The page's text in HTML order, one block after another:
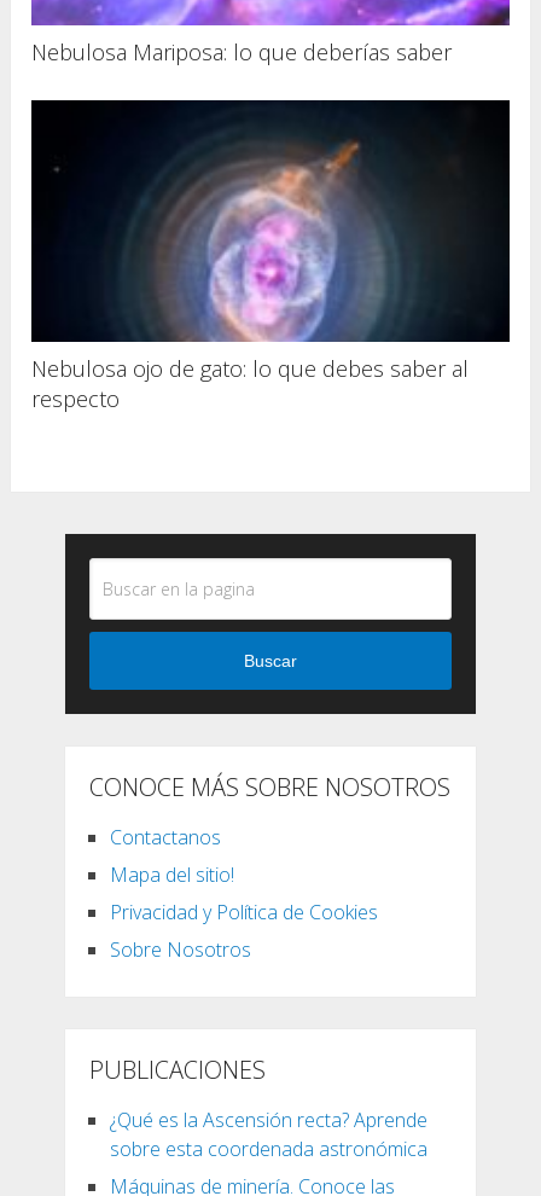
Nebulosa Mariposa: lo que deberías saber
Nebulosa ojo de gato: lo que debes saber al
respecto
Buscar
CONOCE MÁS SOBRE NOSOTROS
Contactanos
Mapa del sitio!
Privacidad y Política de Cookies
Sobre Nosotros
PUBLICACIONES
¿Qué es la Ascensión recta? Aprende
sobre esta coordenada astronómica
Máquinas de minería. Conoce las